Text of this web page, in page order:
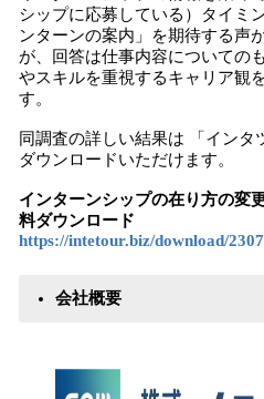
シップに応募している）タイミ
ンターンの案内」を期待する声
が、回答は仕事内容についての
やスキルを重視するキャリア観
す。
同調査の詳しい結果は 「インタ
ダウンロードいただけます。
インターンシップの在り方の変
料ダウンロード
https://intetour.biz/download/
会社概要